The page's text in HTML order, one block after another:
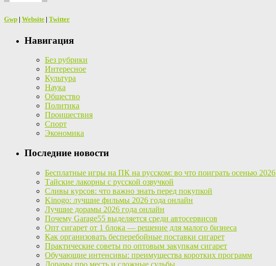
Gwp | Website | Twitter
Навигация
Без рубрики
Интересное
Культура
Наука
Общество
Политика
Проишествия
Спорт
Экономика
Последние новости
Бесплатные игры на ПК на русском: во что поиграть осенью 2026
Тайские лакорны с русской озвучкой
Сливы курсов: что важно знать перед покупкой
Kinogo: лучшие фильмы 2026 года онлайн
Лучшие дорамы 2026 года онлайн
Почему Garage55 выделяется среди автосервисов
Опт сигарет от 1 блока — решение для малого бизнеса
Как организовать бесперебойные поставки сигарет
Практические советы по оптовым закупкам сигарет
Обучающие интенсивы: преимущества коротких программ
Дорамы про месть и сложные судьбы